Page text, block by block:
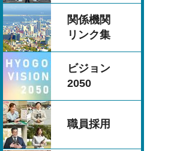
関係機関
リンク集
ビジョン
2050
職員採用